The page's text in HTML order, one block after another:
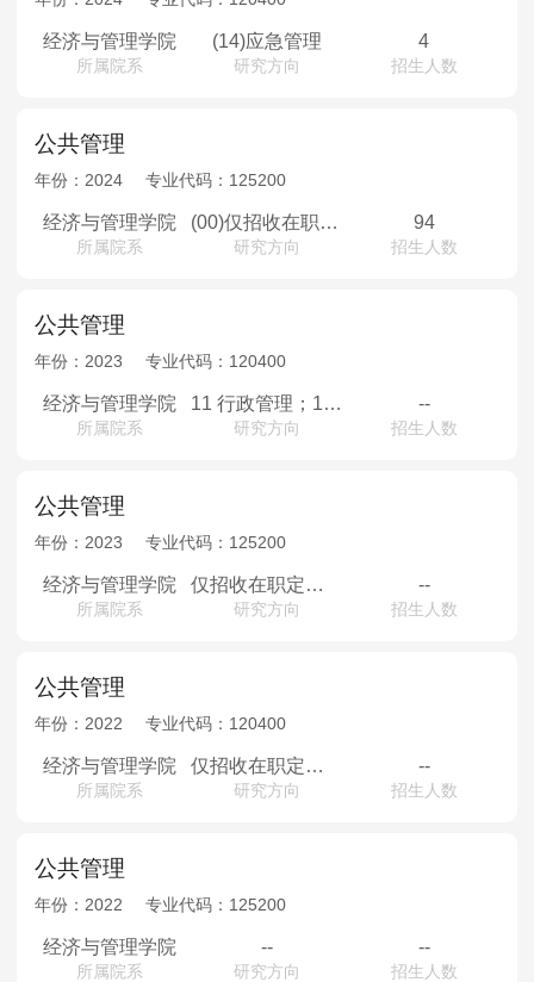
经济与管理学院
所属院系
(14)应急管理
研究方向
4
招生人数
公共管理
年份： 2024 专业代码： 125200
经济与管理学院
所属院系
(00)仅招收在职定向就业考生
研究方向
94
招生人数
公共管理
年份： 2023 专业代码： 120400
经济与管理学院
所属院系
11 行政管理；12 城市治理；13 教育经济与管理；14 应急管理
研究方向
--
招生人数
公共管理
年份： 2023 专业代码： 125200
经济与管理学院
所属院系
仅招收在职定向就业考生
研究方向
--
招生人数
公共管理
年份： 2022 专业代码： 120400
经济与管理学院
所属院系
仅招收在职定向考生
研究方向
--
招生人数
公共管理
年份： 2022 专业代码： 125200
经济与管理学院
所属院系
--
研究方向
--
招生人数